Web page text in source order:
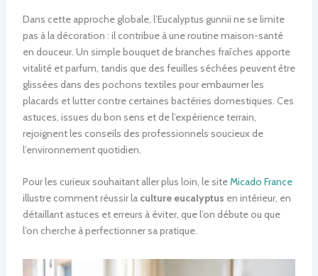
Dans cette approche globale, l’Eucalyptus gunnii ne se limite
pas à la décoration : il contribue à une routine maison-santé
en douceur. Un simple bouquet de branches fraîches apporte
vitalité et parfum, tandis que des feuilles séchées peuvent être
glissées dans des pochons textiles pour embaumer les
placards et lutter contre certaines bactéries domestiques. Ces
astuces, issues du bon sens et de l’expérience terrain,
rejoignent les conseils des professionnels soucieux de
l’environnement quotidien.
Pour les curieux souhaitant aller plus loin, le siteMicado France
illustre comment réussir la culture eucalyptus en intérieur, en
détaillant astuces et erreurs à éviter, que l’on débute ou que
l’on cherche à perfectionner sa pratique.